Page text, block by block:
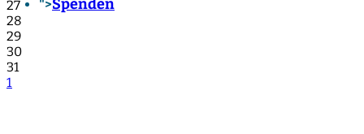
">Spenden
27
28
29
30
31
1